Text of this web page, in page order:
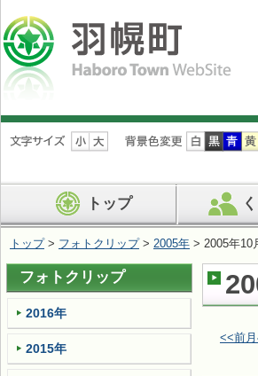
ナ
ビ
ン
を
ば
す
トップ
トップ> フォトクリップ> 2005年 > 2005年10
<<前
フォトクリップ
2016年
2015年